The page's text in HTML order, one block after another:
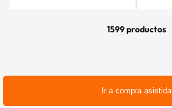
1599 productos
Ir a compra asistida